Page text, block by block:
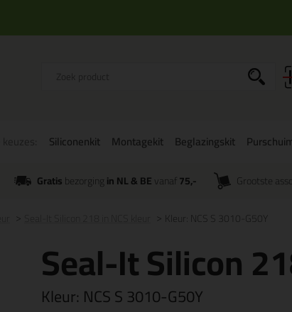
Siliconenkit Montagekit Beglazingskit
Gratisbezorgingin NL & BEvanaf 75,- Grootste
Kleur: NCS S 3010-G50Y
Seal-It Silicon
Kleur: NCS S 3010-G50Y